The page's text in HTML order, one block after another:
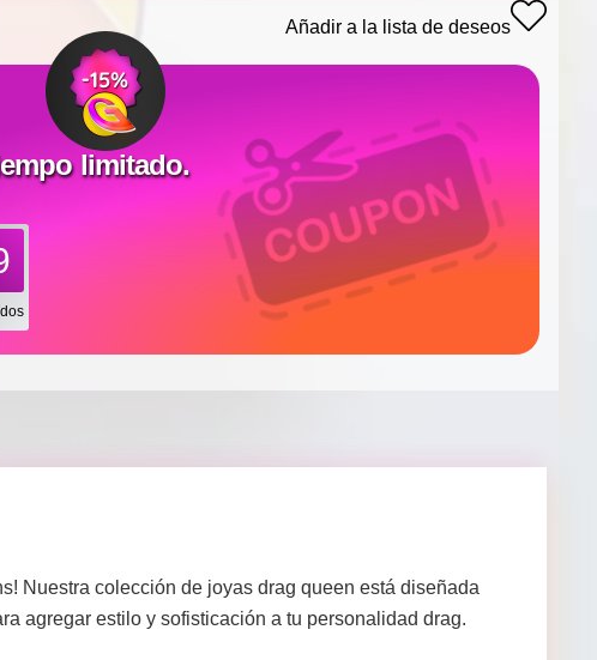
Añadir a la lista de deseos
limitado.
Nuestra colección de joyas drag queen está diseñada
agregar estilo y sofisticación a tu personalidad drag.